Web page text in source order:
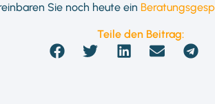
Sie noch heute ein
Teile den Beitrag: